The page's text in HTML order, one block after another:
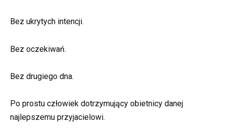
Bez ukrytych intencji.
Bez oczekiwań.
Bez drugiego dna.
Po prostu człowiek dotrzymujący obietnicy danej
najlepszemu przyjacielowi.